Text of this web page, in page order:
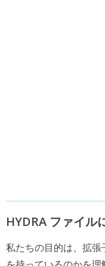
HYDRA ファイル
私たちの目的は、拡